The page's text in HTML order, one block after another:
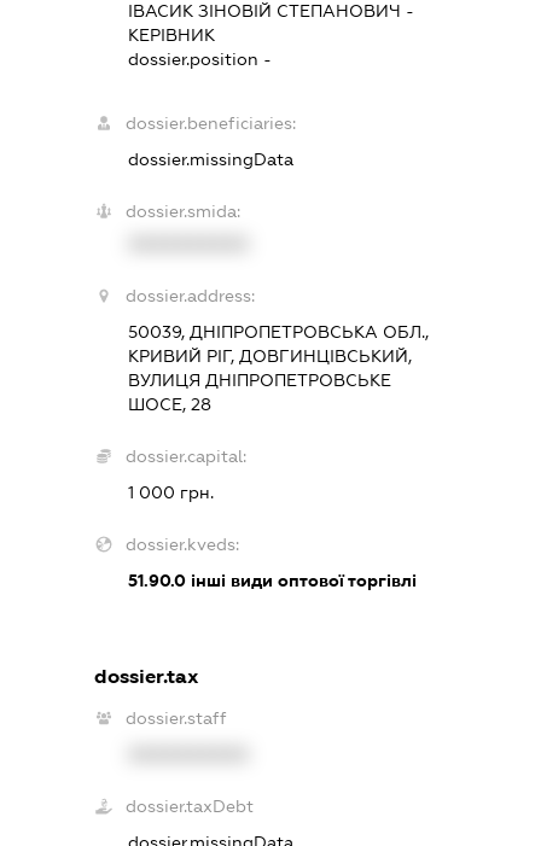
ІВАСИК ЗІНОВІЙ СТЕПАНОВИЧ -
КЕРІВНИК
dossier.position -
dossier.beneficiaries:
dossier.missingData
dossier.smida:
dossier.address:
50039, ДНІПРОПЕТРОВСЬКА ОБЛ.,
КРИВИЙ РІГ, ДОВГИНЦІВСЬКИЙ,
ВУЛИЦЯ ДНІПРОПЕТРОВСЬКЕ
ШОСЕ, 28
dossier.capital:
1 000 грн.
dossier.kveds:
51.90.0 інші види оптової торгівлі
dossier.tax
dossier.staff
dossier.taxDebt
dossier.missingData